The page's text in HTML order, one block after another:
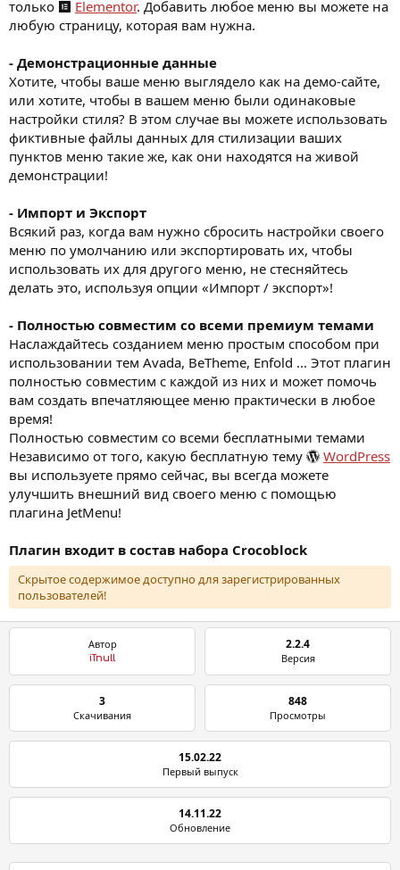
только Elementor. Добавить любое меню вы можете на
любую страницу, которая вам нужна.
- Демонстрационные данные
Хотите, чтобы ваше меню выглядело как на демо-сайте,
или хотите, чтобы в вашем меню были одинаковые
настройки стиля? В этом случае вы можете использовать
фиктивные файлы данных для стилизации ваших
пунктов меню такие же, как они находятся на живой
демонстрации!
- Импорт и Экспорт
Всякий раз, когда вам нужно сбросить настройки своего
меню по умолчанию или экспортировать их, чтобы
использовать их для другого меню, не стесняйтесь
делать это, используя опции «Импорт / экспорт»!
- Полностью совместим со всеми премиум темами
Наслаждайтесь созданием меню простым способом при
использовании тем Avada, BeTheme, Enfold ... Этот плагин
полностью совместим с каждой из них и может помочь
вам создать впечатляющее меню практически в любое
время!
Полностью совместим со всеми бесплатными темами
Независимо от того, какую бесплатную тему
WordPress
вы используете прямо сейчас, вы всегда можете
улучшить внешний вид своего меню с помощью
плагина JetMenu!
Плагин входит в состав набора Crocoblock
Скрытое содержимое доступно для зарегистрированных
пользователей!
Автор
iTnull
2.2.4
Версия
3
Скачивания
848
Просмотры
15.02.22
Первый выпуск
14.11.22
Обновление